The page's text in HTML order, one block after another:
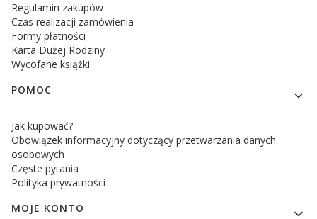
Regulamin zakupów
Czas realizacji zamówienia
Formy płatności
Karta Dużej Rodziny
Wycofane książki
POMOC
Jak kupować?
Obowiązek informacyjny dotyczący przetwarzania danych
osobowych
Częste pytania
Polityka prywatności
MOJE KONTO